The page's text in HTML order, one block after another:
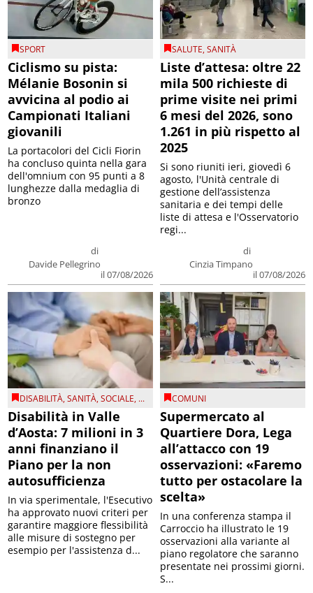
SPORT
Ciclismo su pista:
Mélanie Bosonin si
avvicina al podio ai
Campionati Italiani
giovanili
di
Davide Pellegrino
il 07/08/2026
La portacolori del Cicli Fiorin
ha concluso quinta nella gara
dell'omnium con 95 punti a 8
lunghezze dalla medaglia di
bronzo
SALUTE,SANITÀ
Liste d’attesa: oltre 22
mila 500 richieste di
prime visite nei primi
6 mesi del 2026, sono
1.261 in più rispetto al
2025
di
Cinzia Timpano
il 07/08/2026
Si sono riuniti ieri, giovedì 6
agosto, l'Unità centrale di
gestione dell’assistenza
sanitaria e dei tempi delle
liste di attesa e l'Osservatorio
regi...
DISABILITÀ,SANITÀ,SOCIALE, ...
Disabilità in Valle
d’Aosta: 7 milioni in 3
anni finanziano il
Piano per la non
autosufficienza
In via sperimentale, l'Esecutivo
ha approvato nuovi criteri per
garantire maggiore flessibilità
alle misure di sostegno per
esempio per l'assistenza d...
COMUNI
Supermercato al
Quartiere Dora, Lega
all’attacco con 19
osservazioni: «Faremo
tutto per ostacolare la
scelta»
In una conferenza stampa il
Carroccio ha illustrato le 19
osservazioni alla variante al
piano regolatore che saranno
presentate nei prossimi giorni.
S...